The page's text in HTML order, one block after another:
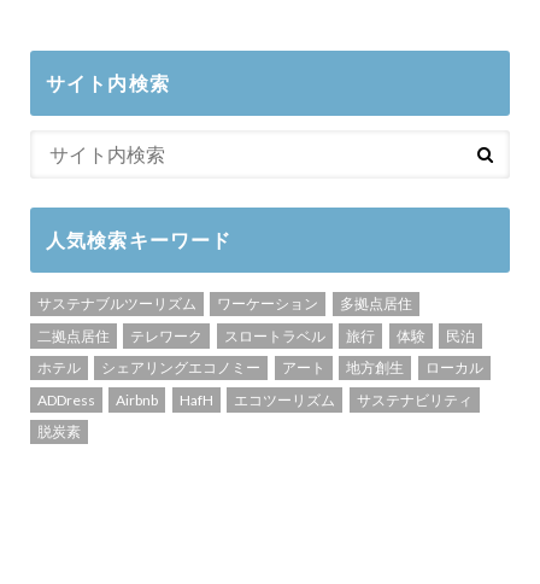
サイト内検索
人気検索キーワード
サステナブルツーリズム ワーケーション
多拠点居住
二拠点居住
テレワーク スロートラベル 旅行 体験
民泊
ホテル
シェアリングエコノミー アート 地方創生
ローカル
ADDress
Airbnb HafH エコツーリズム
サステナビリティ
脱炭素